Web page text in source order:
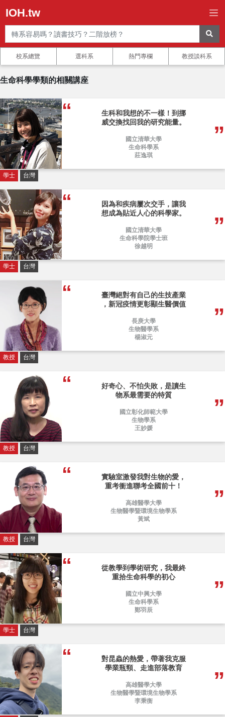
IOH.tw
校系總覽 選科系 熱門專欄 教授談科系
生命科學學類的相關講座
生科和我想的不一樣！到挪
威交換找回我的研究能量。
國立清華大學
生命科學系
莊逸琪
學士 台灣
因為和疾病屢次交手，讓我
想成為貼近人心的科學家。
國立清華大學
生命科學院學士班
徐越明
學士 台灣
臺灣絕對有自己的生技產業
，新冠疫情更彰顯生醫價值
長庚大學
生物醫學系
楊淑元
教授 台灣
好奇心、不怕失敗，是讀生
物系最需要的特質
國立彰化師範大學
生物學系
王妙媛
教授 台灣
實驗室激發我對生物的愛，
重考衝進聯考全國前十！
高雄醫學大學
生物醫學暨環境生物學系
黃斌
教授 台灣
從教學到學術研究，我最終
重拾生命科學的初心
國立中興大學
生命科學系
鄭羽辰
學士 台灣
對昆蟲的熱愛，帶著我克服
學業瓶頸、走進部落教育
高雄醫學大學
生物醫學暨環境生物學系
李秉衡